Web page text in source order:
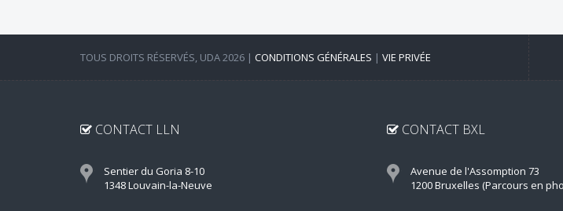
TOUS DROITS RÉSERVÉS, UDA 2026 | CONDITIONS GÉNÉRALES | VIE PRIVÉE
CONTACT LLN
Sentier du Goria 8-10
1348 Louvain-la-Neuve
CONTACT BXL
Avenue de l'Assomption 73
1200 Bruxelles (Parcours en